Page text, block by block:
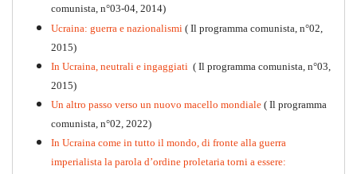
Kommunistisches Programm
PDF n°10 - 2026
comunista, n°03-04, 2014)
Ucraina: guerra e nazionalismi ( Il programma comunista, n°02,
2015)
In Ucraina, neutrali e ingaggiati ( Il programma comunista, n°03,
2015)
Un altro passo verso un nuovo macello mondiale ( Il programma
comunista, n°02, 2022)
In Ucraina come in tutto il mondo, di fronte alla guerra
imperialista la parola d’ordine proletaria torni a essere: